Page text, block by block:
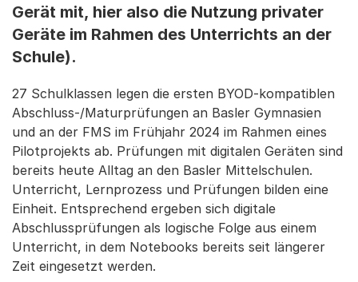
Gerät mit, hier also die Nutzung privater
Geräte im Rahmen des Unterrichts an der
Schule).
27 Schulklassen legen die ersten BYOD-kompatiblen
Abschluss-/Maturprüfungen an Basler Gymnasien
und an der FMS im Frühjahr 2024 im Rahmen eines
Pilotprojekts ab. Prüfungen mit digitalen Geräten sind
bereits heute Alltag an den Basler Mittelschulen.
Unterricht, Lernprozess und Prüfungen bilden eine
Einheit. Entsprechend ergeben sich digitale
Abschlussprüfungen als logische Folge aus einem
Unterricht, in dem Notebooks bereits seit längerer
Zeit eingesetzt werden.